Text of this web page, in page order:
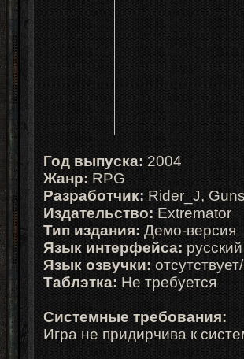
Год выпуска:2004
Жанр:RPG
Разработчик:Rider_J,
Издательство:Extremator
Тип издания:Демо-версия
Язык интерфейса:русский
Язык озвучки:
Таблэтка: Не требуется
Системные требования:
Игра не придирчива к